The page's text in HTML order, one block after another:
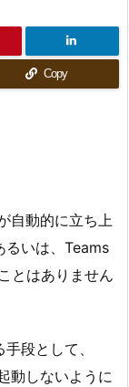
Copy
自動的に立ち上
るいは、Teams
とはありません
段として、
動しないように